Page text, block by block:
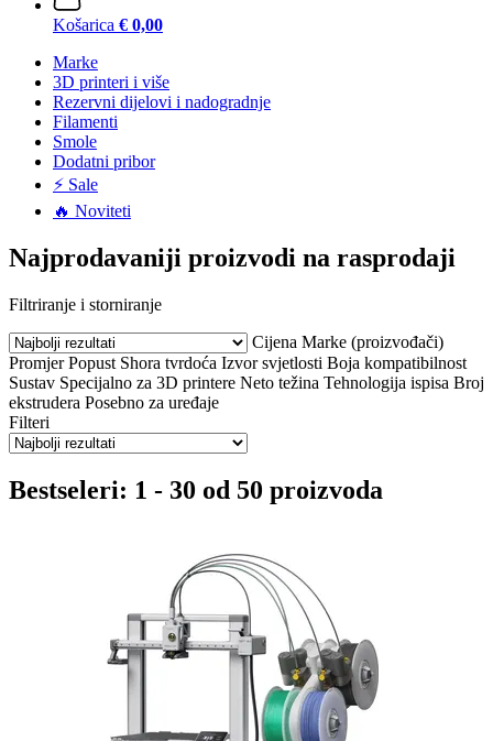
Košarica € 0,00
Marke
3D printeri i više
Rezervni dijelovi i nadogradnje
Filamenti
Smole
Dodatni pribor
⚡ Sale
🔥 Noviteti
Najprodavaniji proizvodi na rasprodaji
Filtriranje i storniranje
Cijena Marke (proizvođači)
Promjer Popust Shora tvrdoća Izvor svjetlosti Boja kompatibilnost
Sustav Specijalno za 3D printere Neto težina Tehnologija ispisa Broj
ekstrudera Posebno za uređaje
Filteri
Bestseleri: 1 - 30 od 50 proizvoda